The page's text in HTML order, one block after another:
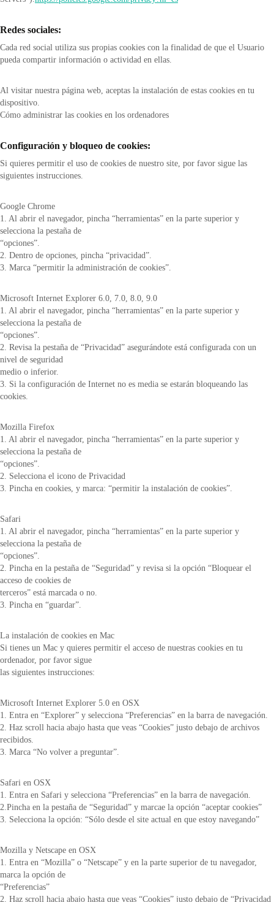
Redes sociales:
Cada red social utiliza sus propias cookies con la finalidad de que el Usuario
pueda compartir información o actividad en ellas.
Al visitar nuestra página web, aceptas la instalación de estas cookies en tu
dispositivo.
Cómo administrar las cookies en los ordenadores
Configuración y bloqueo de cookies:
Si quieres permitir el uso de cookies de nuestro site, por favor sigue las
siguientes instrucciones.
Google Chrome
1. Al abrir el navegador, pincha “herramientas” en la parte superior y
selecciona la pestaña de
“opciones”.
2. Dentro de opciones, pincha “privacidad”.
3. Marca “permitir la administración de cookies”.
Microsoft Internet Explorer 6.0, 7.0, 8.0, 9.0
1. Al abrir el navegador, pincha “herramientas” en la parte superior y
selecciona la pestaña de
“opciones”.
2. Revisa la pestaña de “Privacidad” asegurándote está configurada con un
nivel de seguridad
medio o inferior.
3. Si la configuración de Internet no es media se estarán bloqueando las
cookies.
Mozilla Firefox
1. Al abrir el navegador, pincha “herramientas” en la parte superior y
selecciona la pestaña de
“opciones”.
2. Selecciona el icono de Privacidad
3. Pincha en cookies, y marca: “permitir la instalación de cookies”.
Safari
1. Al abrir el navegador, pincha “herramientas” en la parte superior y
selecciona la pestaña de
“opciones”.
2. Pincha en la pestaña de “Seguridad” y revisa si la opción “Bloquear el
acceso de cookies de
terceros” está marcada o no.
3. Pincha en “guardar”.
La instalación de cookies en Mac
Si tienes un Mac y quieres permitir el acceso de nuestras cookies en tu
ordenador, por favor sigue
las siguientes instrucciones:
Microsoft Internet Explorer 5.0 en OSX
1. Entra en “Explorer” y selecciona “Preferencias” en la barra de navegación.
2. Haz scroll hacia abajo hasta que veas “Cookies” justo debajo de archivos
recibidos.
3. Marca “No volver a preguntar”.
Safari en OSX
1. Entra en Safari y selecciona “Preferencias” en la barra de navegación.
2.Pincha en la pestaña de “Seguridad” y marcae la opción “aceptar cookies”
3. Selecciona la opción: “Sólo desde el site actual en que estoy navegando”
Mozilla y Netscape en OSX
1. Entra en “Mozilla” o “Netscape” y en la parte superior de tu navegador,
marca la opción de
“Preferencias”
2. Haz scroll hacia abajo hasta que veas “Cookies” justo debajo de “Privacidad